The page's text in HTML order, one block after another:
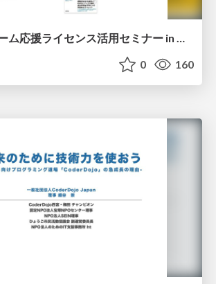
サイボウズチーム応援ライセンス活用セミナー in 大阪
0 160